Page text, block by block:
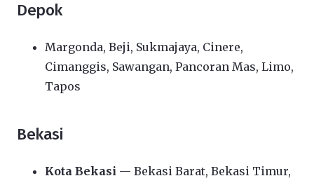
Depok
Margonda, Beji, Sukmajaya, Cinere,
Cimanggis, Sawangan, Pancoran Mas, Limo,
Tapos
Bekasi
Kota Bekasi — Bekasi Barat, Bekasi Timur,